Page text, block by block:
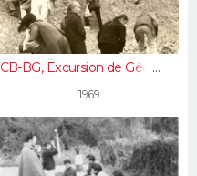
CB-BG, Excursion de Géologie
à Cormeilles en Parisis,
1969